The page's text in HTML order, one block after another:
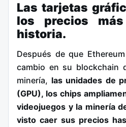
Las tarjetas
los precios
historia.
Después de que
cambio en su blockchain
minería, las unidades de
(GPU), los chips
videojuegos y la minería
visto caer sus precios